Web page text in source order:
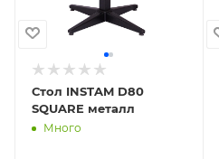
Стол INSTAM D80
SQUARE металл
Много